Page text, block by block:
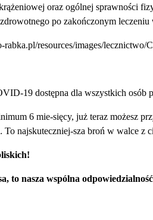
oraz ogólnej sprawności
po zakończonym
rabka.pl/resources/images/
19 dostępna dla wszystkich osób
6 mie-sięcy, już teraz możesz
To najskuteczniej-sza broń w walce z
to nasza wspólna